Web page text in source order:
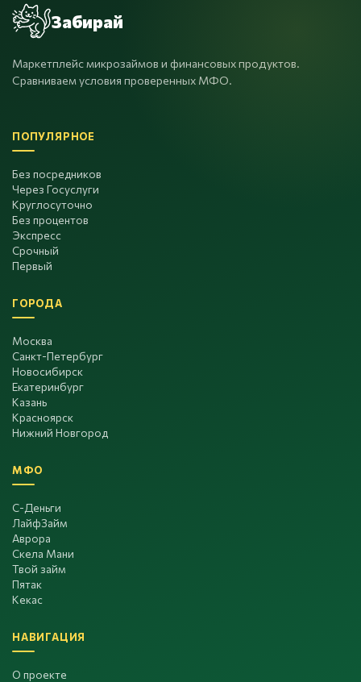
Забирай
Маркетплейс микрозаймов и финансовых продуктов.
Сравниваем условия проверенных МФО.
ПОПУЛЯРНОЕ
Без посредников
Через Госуслуги
Круглосуточно
Без процентов
Экспресс
Срочный
Первый
ГОРОДА
Москва
Санкт-Петербург
Новосибирск
Екатеринбург
Казань
Красноярск
Нижний Новгород
МФО
С-Деньги
ЛайфЗайм
Аврора
Скела Мани
Твой займ
Пятак
Кекас
НАВИГАЦИЯ
О проекте